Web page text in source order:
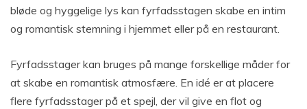
bløde og hyggelige lys kan fyrfadsstagen skabe en intim
og romantisk stemning i hjemmet eller på en restaurant.
Fyrfadsstager kan bruges på mange forskellige måder for
at skabe en romantisk atmosfære. En idé er at placere
flere fyrfadsstager på et spejl, der vil give en flot og